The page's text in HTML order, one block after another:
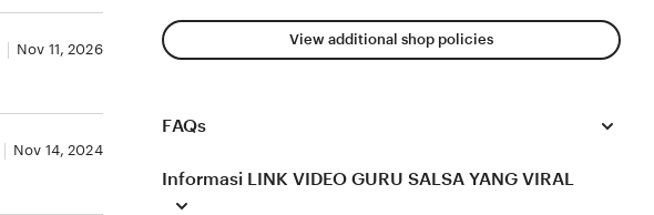
View additional shop policies
FAQs
Informasi LINK VIDEO GURU SALSA YANG VIRAL
Nov 11, 2026
Nov 14, 2024